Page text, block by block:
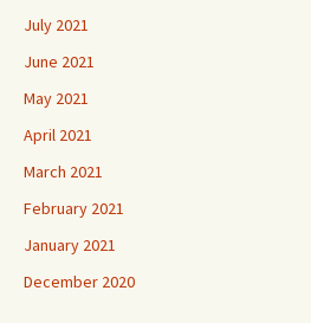
July 2021
June 2021
May 2021
April 2021
March 2021
February 2021
January 2021
December 2020